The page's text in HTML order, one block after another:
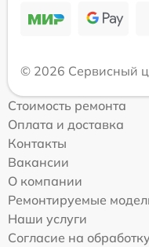
© 2026 Сервисный
Стоимость ремонта
Оплата и доставка
Контакты
Вакансии
О компании
Ремонтируемые
Наши услуги
Согласие на